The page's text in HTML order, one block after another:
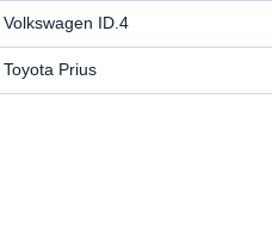
Volkswagen ID.4
Toyota Prius